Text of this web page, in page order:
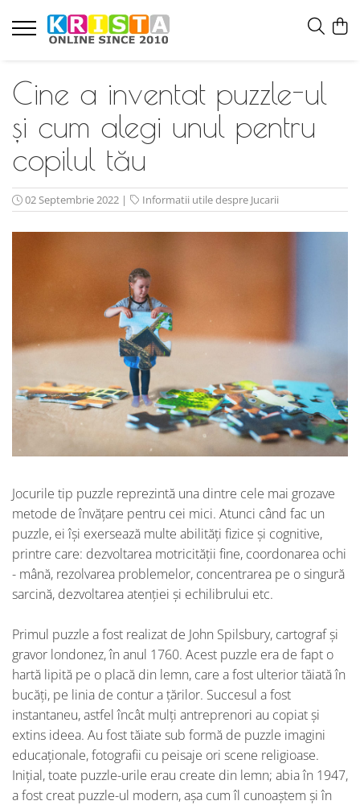
Cine a inventat puzzle-ul
și cum alegi unul pentru
copilul tău
02 Septembrie 2022 | Informatii utile despre Jucarii
Jocurile tip puzzle reprezintă una dintre cele mai grozave
metode de învățare pentru cei mici. Atunci când fac un
puzzle, ei își exersează multe abilități fizice și cognitive,
printre care: dezvoltarea motricității fine, coordonarea ochi
- mână, rezolvarea problemelor, concentrarea pe o singură
sarcină, dezvoltarea atenției și echilibrului etc.
Primul puzzle a fost realizat de John Spilsbury, cartograf și
gravor londonez, în anul 1760. Acest puzzle era de fapt o
hartă lipită pe o placă din lemn, care a fost ulterior tăiată în
bucăți, pe linia de contur a țărilor. Succesul a fost
instantaneu, astfel încât mulți antreprenori au copiat și
extins ideea. Au fost tăiate sub formă de puzzle imagini
educaționale, fotografii cu peisaje ori scene religioase.
Inițial, toate puzzle-urile erau create din lemn; abia în 1947,
a fost creat puzzle-ul modern, așa cum îl cunoaștem și în